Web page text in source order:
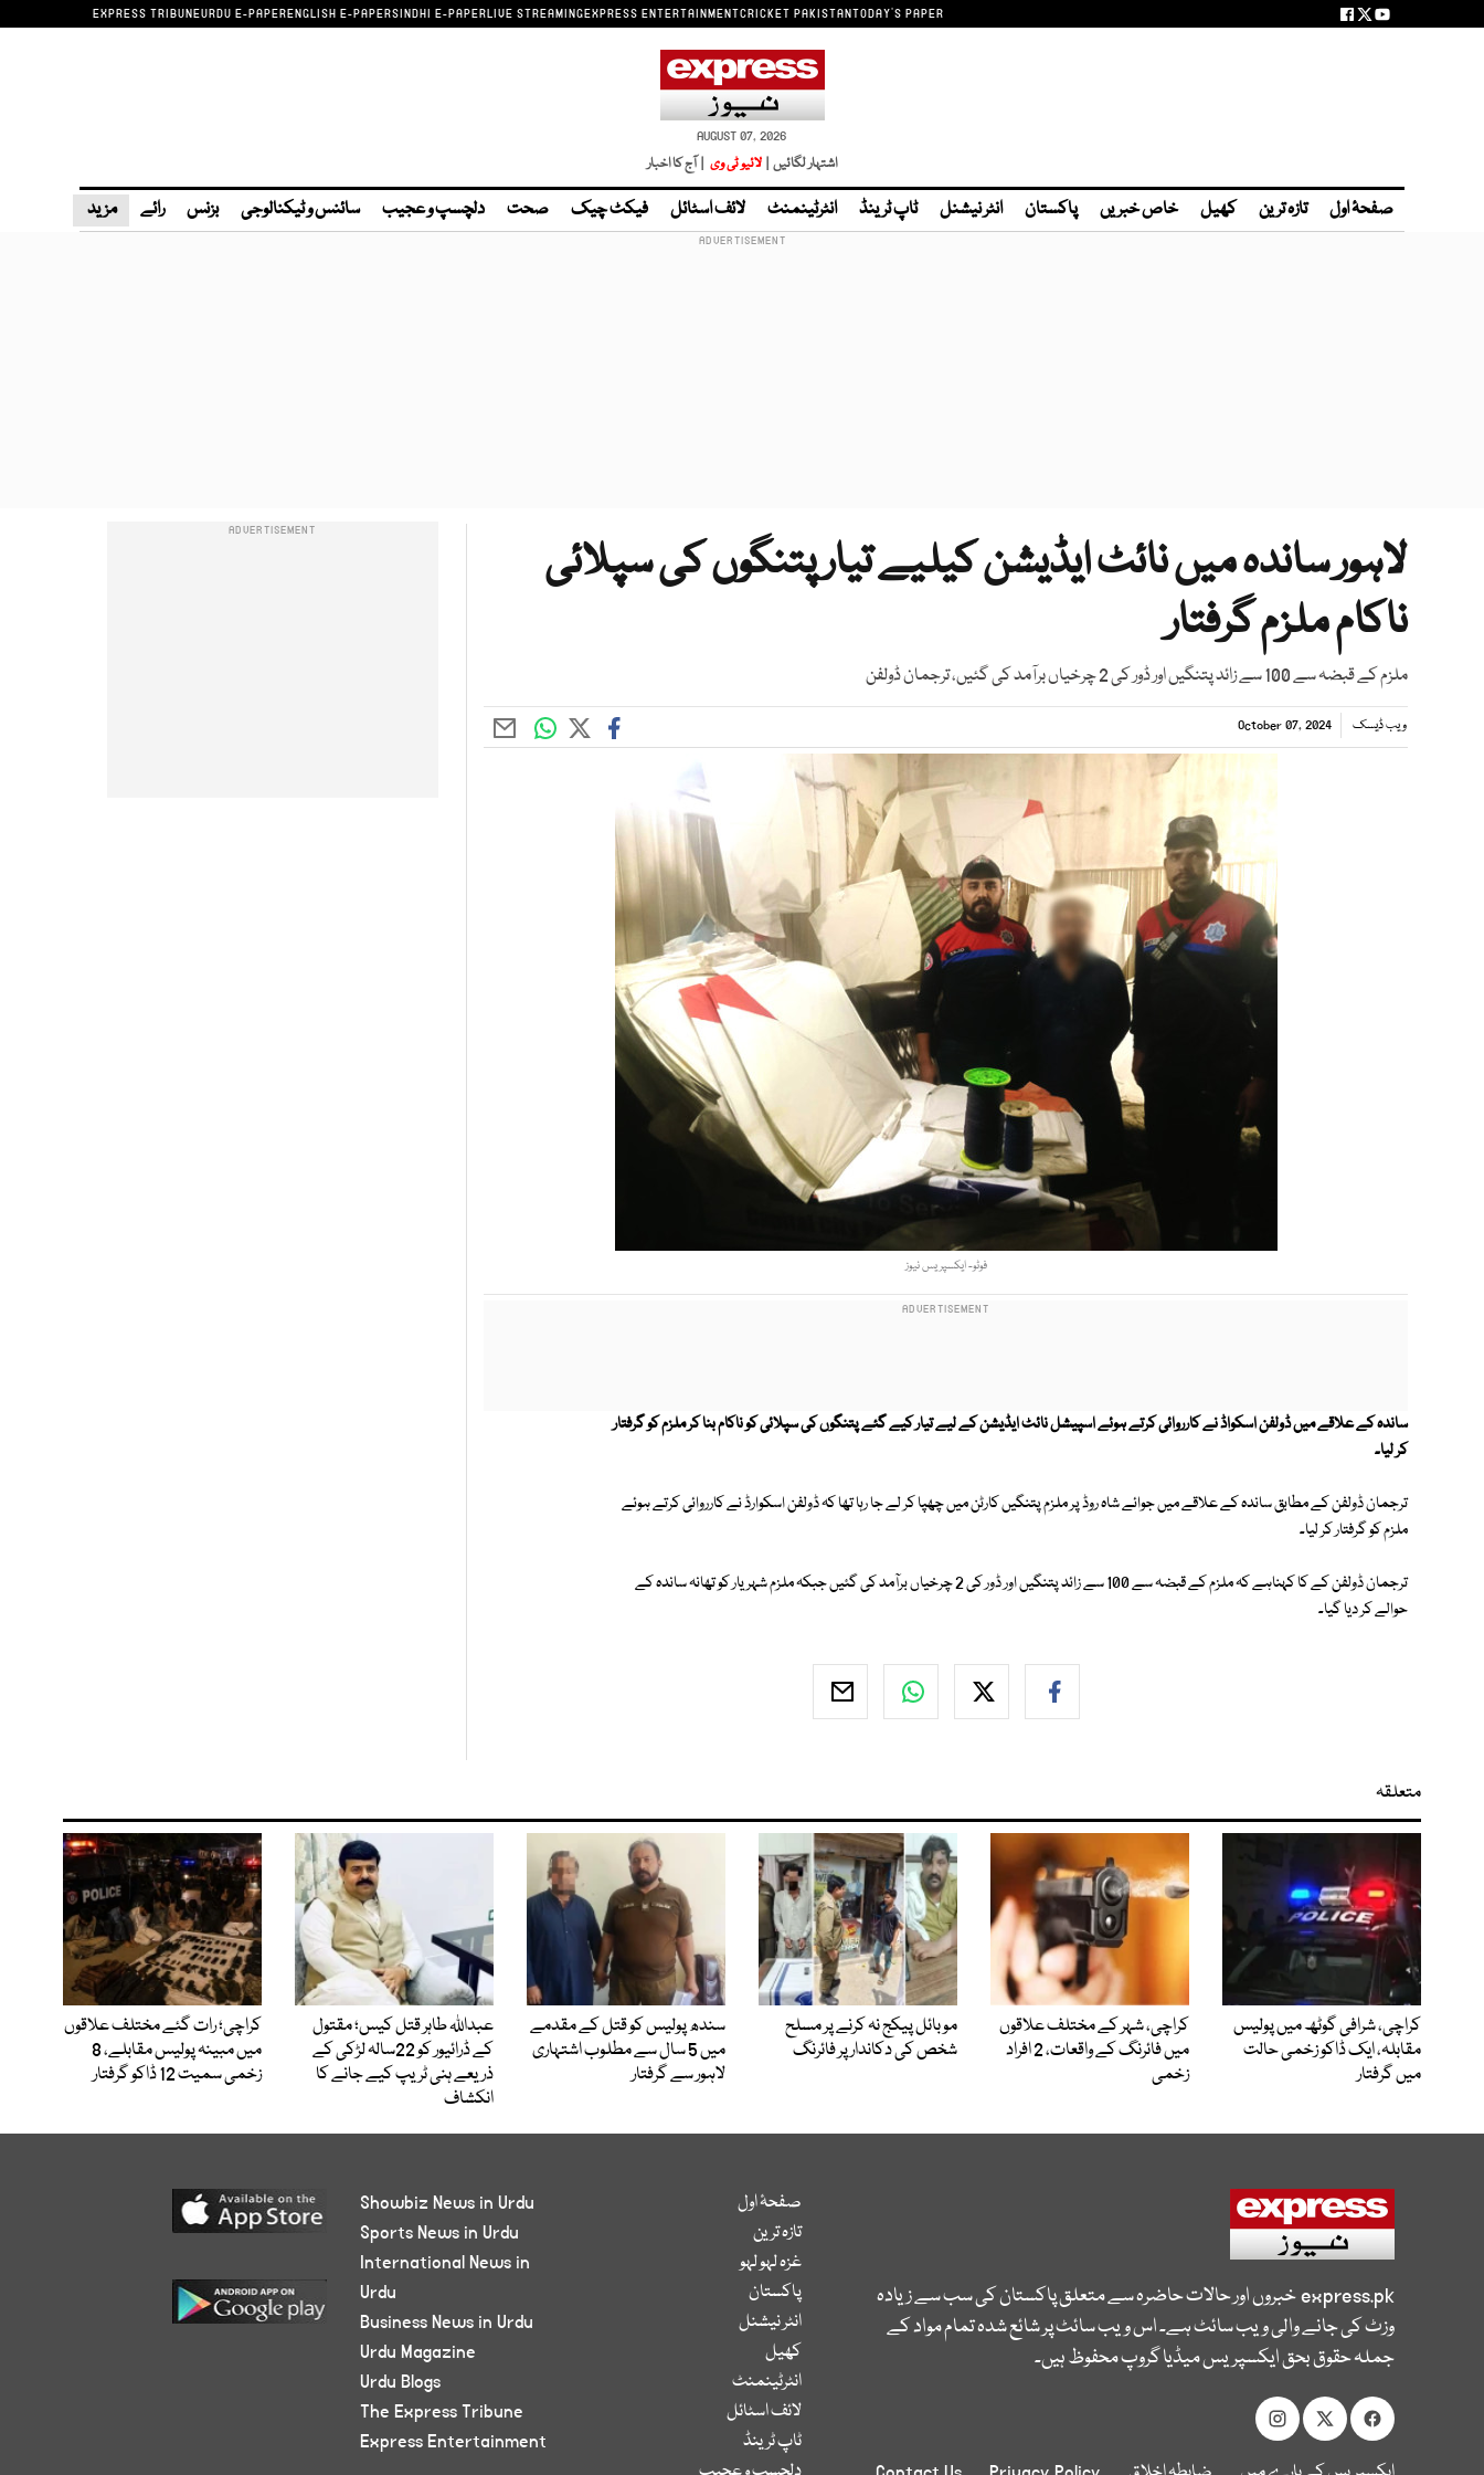
EXPRESS TRIBUNEURDU E-PAPERENGLISH E-PAPERSINDHI E-PAPERLIVE STREAMINGEXPRESS ENTERTAINMENTCRICKET PAKISTANTODAY'S PAPER
AUGUST 07, 2026
اشتہار لگائیں | لائیو ٹی وی | آج کا اخبار
صفحۂ اول تازہ ترین کھیل خاص خبریں پاکستان انٹر نیشنل ٹاپ ٹرینڈ انٹرٹینمنٹ لائف اسٹائل فیکٹ چیک صحت دلچسپ و عجیب سائنس و ٹیکنالوجی بزنس رائے مزید
لاہور ساندہ میں نائٹ ایڈیشن کیلیے تیار پتنگوں کی سپلائی
ناکام ملزم گرفتار
ملزم کے قبضہ سے 100 سے زائد پتنگیں اور ڈور کی 2 چرخیاں برآمد کی گئیں، ترجمان ڈولفن
ویب ڈیسک October 07, 2024
فوٹو- ایکسپریس نیوز
ساندہ کے علاقے میں ڈولفن اسکواڈ نے کارروائی کرتے ہوئے اسپیشل نائٹ ایڈیشن کے لیے تیار کیے گئے پتنگوں کی سپلائی کو ناکام بنا کر ملزم کو گرفتار
کر لیا۔
ترجمان ڈولفن کے مطابق ساندہ کے علاقے میں جوائے شاہ روڈ پر ملزم پتنگیں کارٹن میں چھپا کر لے جا رہا تھا کہ ڈولفن اسکوارڈ نے کارروائی کرتے ہوئے
ملزم کو گرفتار کر لیا۔
ترجمان ڈولفن کے کا کہناہے کہ ملزم کے قبضہ سے 100 سے زائد پتنگیں اور ڈور کی 2 چرخیاں برآمد کی گئیں جبکہ ملزم شہریار کو تھانہ ساندہ کے
حوالے کر دیا گیا۔
متعلقہ
کراچی، شرافی گوٹھ میں پولیس
مقابلہ، ایک ڈاکو زخمی حالت
میں گرفتار
کراچی، شہر کے مختلف علاقوں
میں فائرنگ کے واقعات، 2 افراد
زخمی
موبائل پیکج نہ کرنے پر مسلح
شخص کی دکاندار پر فائرنگ
سندھ پولیس کو قتل کے مقدمے
میں 5 سال سے مطلوب اشتہاری
لاہور سے گرفتار
عبداللہ طاہر قتل کیس؛ مقتول
کے ڈرائیور کو 22سالہ لڑکی کے
ذریعے ہنی ٹریپ کیے جانے کا
انکشاف
کراچی؛ رات گئے مختلف علاقوں
میں مبینہ پولیس مقابلے، 8
زخمی سمیت 12 ڈاکو گرفتار
express.pkخبروں اور حالات حاضرہ سے متعلق پاکستان کی سب سے زیادہ
وزٹ کی جانے والی ویب سائٹ ہے۔ اس ویب سائٹ پر شائع شدہ تمام مواد کے
جملہ حقوق بحق ایکسپریس میڈیا گروپ محفوظ ہیں۔
صفحۂ اول
تازہ ترین
غزہ لہو لہو
پاکستان
انٹر نیشنل
کھیل
انٹرٹینمنٹ
لائف اسٹائل
ٹاپ ٹرینڈ
Showbiz News in Urdu
Sports News in Urdu
International News in
Urdu
Business News in Urdu
Urdu Magazine
Urdu Blogs
The Express Tribune
Express Entertainment